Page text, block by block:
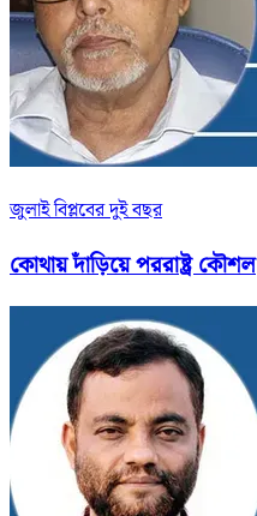
জুলাই বিপ্লবের দুই বছর
কোথায় দাঁড়িয়ে পররাষ্ট্র কৌশল